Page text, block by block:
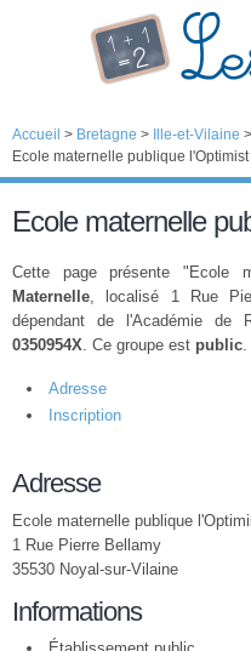
Accueil > Bretagne > Ille-et-Vilaine >
Ecole maternelle publique l'Optimist
Ecole maternelle
Cette page présente "Ecole
Maternelle, localisé 1 Rue
dépendant de l'Académie de
0350954X. Ce groupe est public.
Adresse
Inscription
Adresse
Ecole maternelle publique
1 Rue Pierre Bellamy
35530 Noyal-sur-Vilaine
Informations